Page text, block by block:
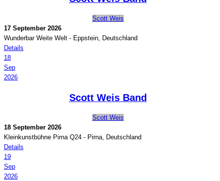
Scott Weis
17 September 2026
Wunderbar Weite Welt - Eppstein, Deutschland
Details
18
Sep
2026
Scott Weis Band
Scott Weis
18 September 2026
Kleinkunstbühne Pirna Q24 - Pirna, Deutschland
Details
19
Sep
2026